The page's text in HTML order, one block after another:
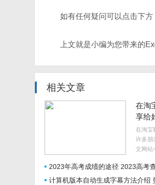
如有任何疑问可以点击下方
上文就是小编为您带来的
相关文章
在淘
享给
方法
在淘宝
许多朋
文网站
应用商
2023年高考成绩的途径 2023高考
计算机版本自动生成字幕方法介绍